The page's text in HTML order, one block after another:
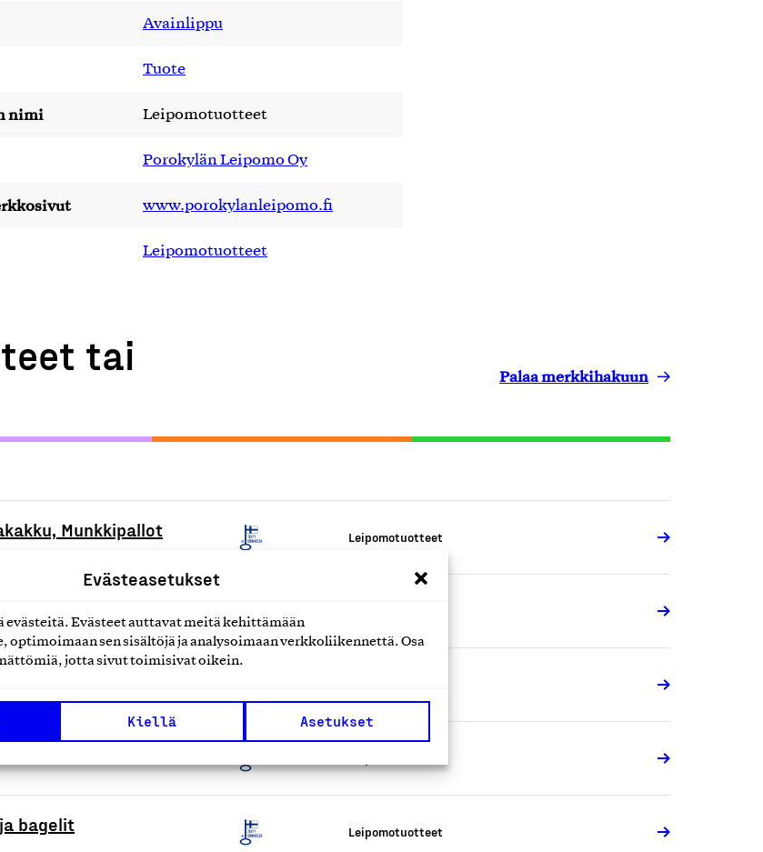
Evästeasetukset
evästeitä. Evästeet auttavat meitä kehittämään
optimoimaan sen sisältöjä ja analysoimaan verkkoliikennettä. Osa
jotta sivut toimisivat oikein.
Kiellä Asetukset
Avainlippu
Tuote
nimi Leipomotuotteet
Porokylän Leipomo Oy
www.porokylanleipomo.fi
Leipomotuotteet
tai
Palaa merkkihakuun
Munkkipallot Leipomotuotteet
bagelit Leipomotuotteet